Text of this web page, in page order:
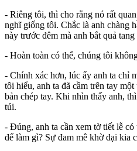
- Riêng tôi, thì cho rằng nó rất
nghĩ giống tôi. Chắc là anh chàng
này trước đêm mà anh bắt quả tang
- Hoàn toàn có thể, chúng tôi
- Chính xác hơn, lúc ấy anh ta chỉ
tôi hiểu, anh ta đã cầm trên tay
bản chép tay. Khi nhìn thấy anh,
túi.
- Đúng, anh ta cần xem tờ tiết lễ
để làm gì? Sự đam mê khờ dại kia